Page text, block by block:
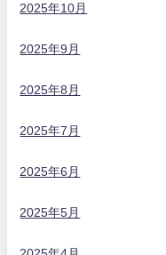
2025年10月
2025年9月
2025年8月
2025年7月
2025年6月
2025年5月